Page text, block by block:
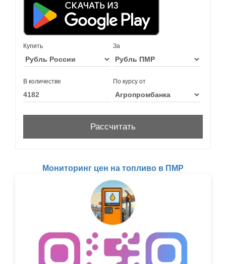
Купить За
В количестве По курсу от
Мониторинг цен на топливо в ПМР